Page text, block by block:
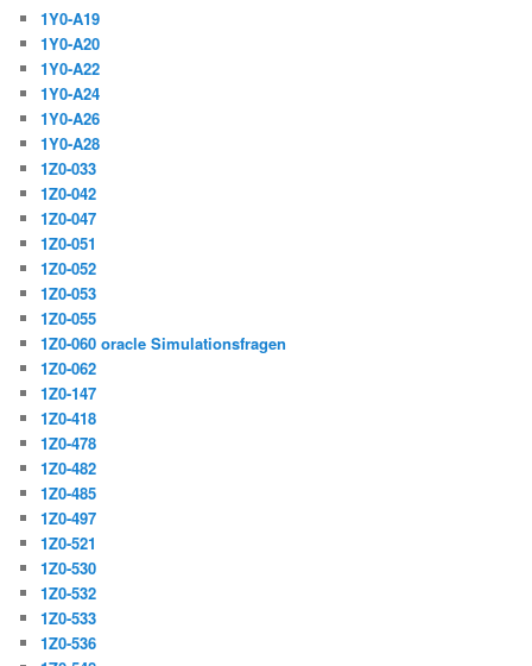
1Y0-A19
1Y0-A20
1Y0-A22
1Y0-A24
1Y0-A26
1Y0-A28
1Z0-033
1Z0-042
1Z0-047
1Z0-051
1Z0-052
1Z0-053
1Z0-055
1Z0-060 oracle Simulationsfragen
1Z0-062
1Z0-147
1Z0-418
1Z0-478
1Z0-482
1Z0-485
1Z0-497
1Z0-521
1Z0-530
1Z0-532
1Z0-533
1Z0-536